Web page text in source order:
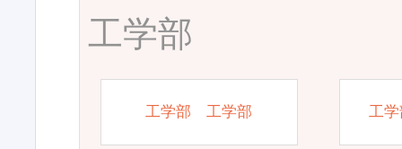
工学部
工学部 工学部 工